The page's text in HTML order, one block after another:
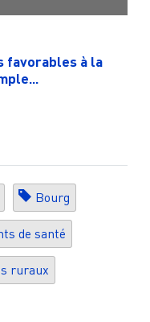
favorables à la
Bourg
de santé
ruraux